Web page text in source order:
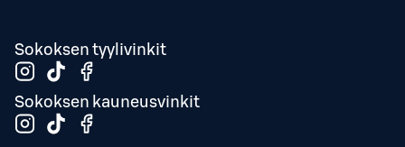
Sokoksen tyylivinkit
Sokoksen kauneusvinkit